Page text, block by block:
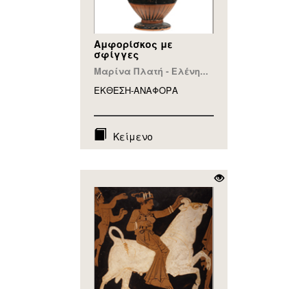
Αμφορίσκος με
σφίγγες
Μαρίνα Πλατή - Ελένη...
ΕΚΘΕΣΗ-ΑΝΑΦΟΡA
Κείμενο